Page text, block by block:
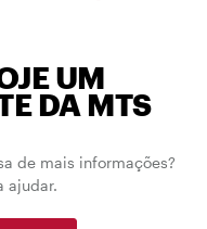
UM
DA MTS
de mais informações?
ajudar.